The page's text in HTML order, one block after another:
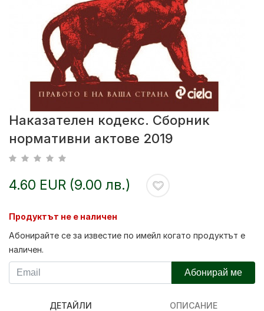
Наказателен кодекс. Сборник
нормативни актове 2019
4.60 EUR (9.00 лв.)
Продуктът не е наличен
Абонирайте се за известие по имейл когато продуктът е
наличен.
Абонирай ме
ДЕТАЙЛИ ОПИСАНИЕ